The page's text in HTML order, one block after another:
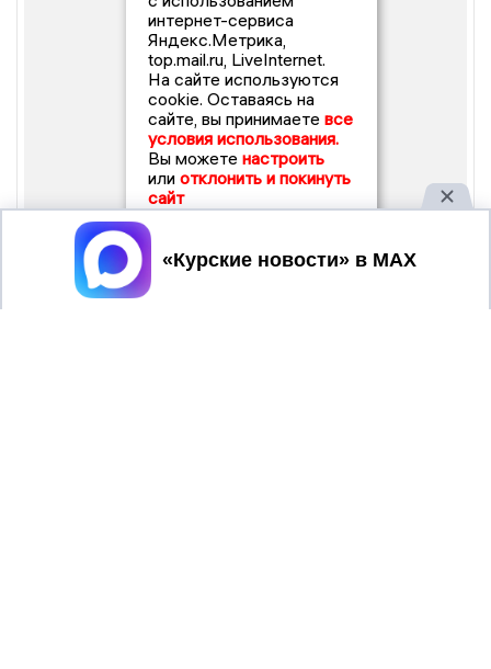
интернет-сервиса
Яндекс.Метрика,
top.mail.ru, LiveInternet.
На сайте используются
cookie. Оставаясь на
сайте, вы принимаете все
условия использования.
Вы можете настроить
или отклонить и покинуть
сайт
Принять